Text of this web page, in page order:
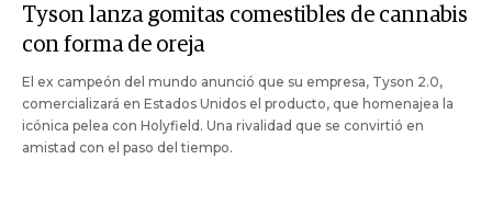
Tyson lanza gomitas comestibles de cannabis
con forma de oreja
El ex campeón del mundo anunció que su empresa, Tyson 2.0,
comercializará en Estados Unidos el producto, que homenajea la
icónica pelea con Holyfield. Una rivalidad que se convirtió en
amistad con el paso del tiempo.